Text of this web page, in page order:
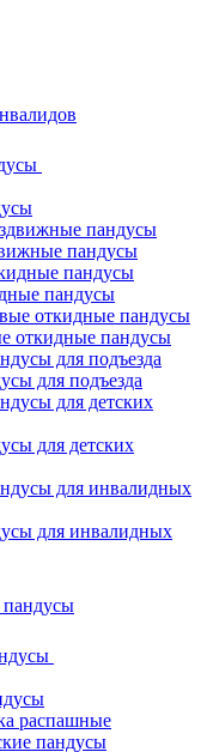
пандусы
пандусы
откидные пандусы
для подъезда
для детских
для инвалидных
распашные